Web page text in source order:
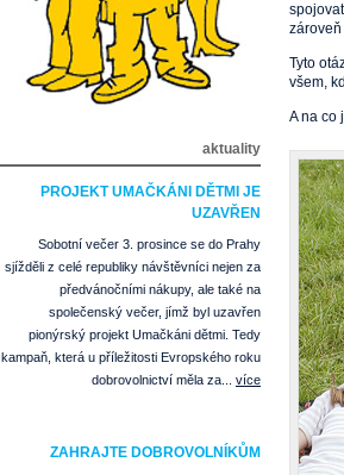
aktuality
PROJEKT UMAČKÁNI DĚTMI JE
UZAVŘEN
Sobotní večer 3. prosince se do Prahy
sjížděli z celé republiky návštěvníci nejen za
předvánočními nákupy, ale také na
společenský večer, jímž byl uzavřen
pionýrský projekt Umačkáni dětmi. Tedy
kampaň, která u příležitosti Evropského roku
dobrovolnictví měla za... více
ZAHRAJTE DOBROVOLNÍKŮM
Tyto
všem,
A na co